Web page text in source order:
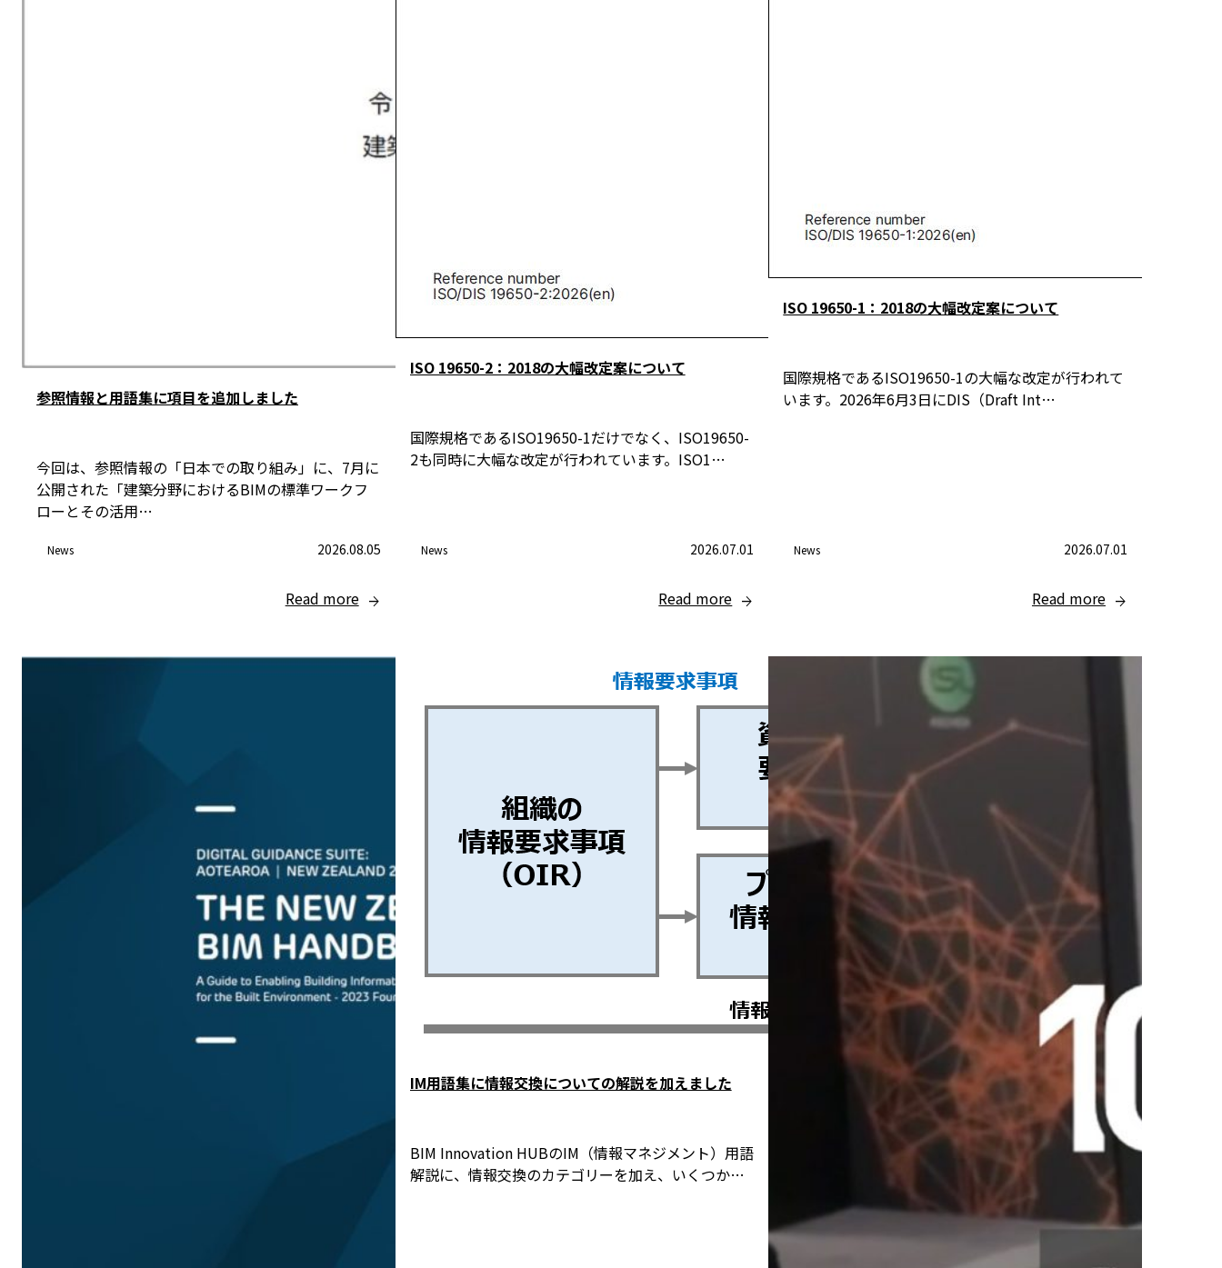
参照情報と用語集に項目を追加しました
今回は、参照情報の「日本での取り組み」に、7月に
公開された「建築分野におけるBIMの標準ワークフ
ローとその活用…
News 2026.08.05
Read more
ISO 19650-2：2018の大幅改定案について
国際規格であるISO19650-1だけでなく、ISO19650-
2も同時に大幅な改定が行われています。ISO1…
News 2026.07.01
Read more
ISO 19650-1：2018の大幅改定案について
国際規格であるISO19650-1の大幅な改定が行われて
います。2026年6月3日にDIS（Draft Int…
News 2026.07.01
Read more
IM用語集に情報交換についての解説を加えました
BIM Innovation HUBのIM（情報マネジメント）用語
解説に、情報交換のカテゴリーを加え、いくつか…